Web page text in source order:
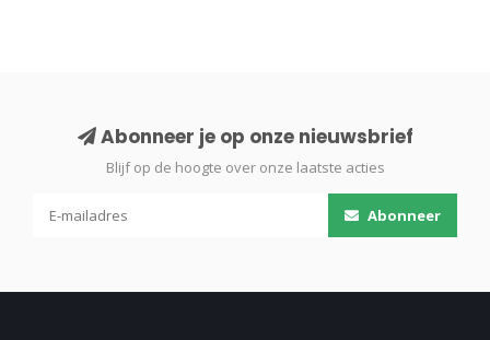
Abonneer je op onze nieuwsbrief
Blijf op de hoogte over onze laatste acties
Abonneer